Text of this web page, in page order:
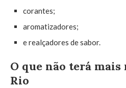
corantes;
aromatizadores;
e realçadores de sabor.
O que não terá mais
Rio